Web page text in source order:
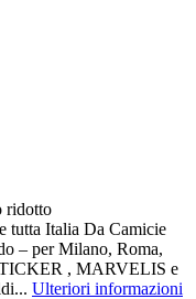
ridotto
tutta Italia Da Camicie
– per Milano, Roma,
, MARVELIS e
Ulteriori informazioni